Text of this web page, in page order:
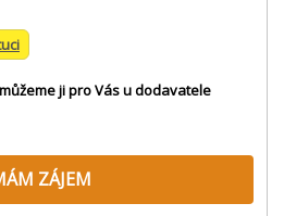
ji pro Vás u dodavatele
ZÁJEM